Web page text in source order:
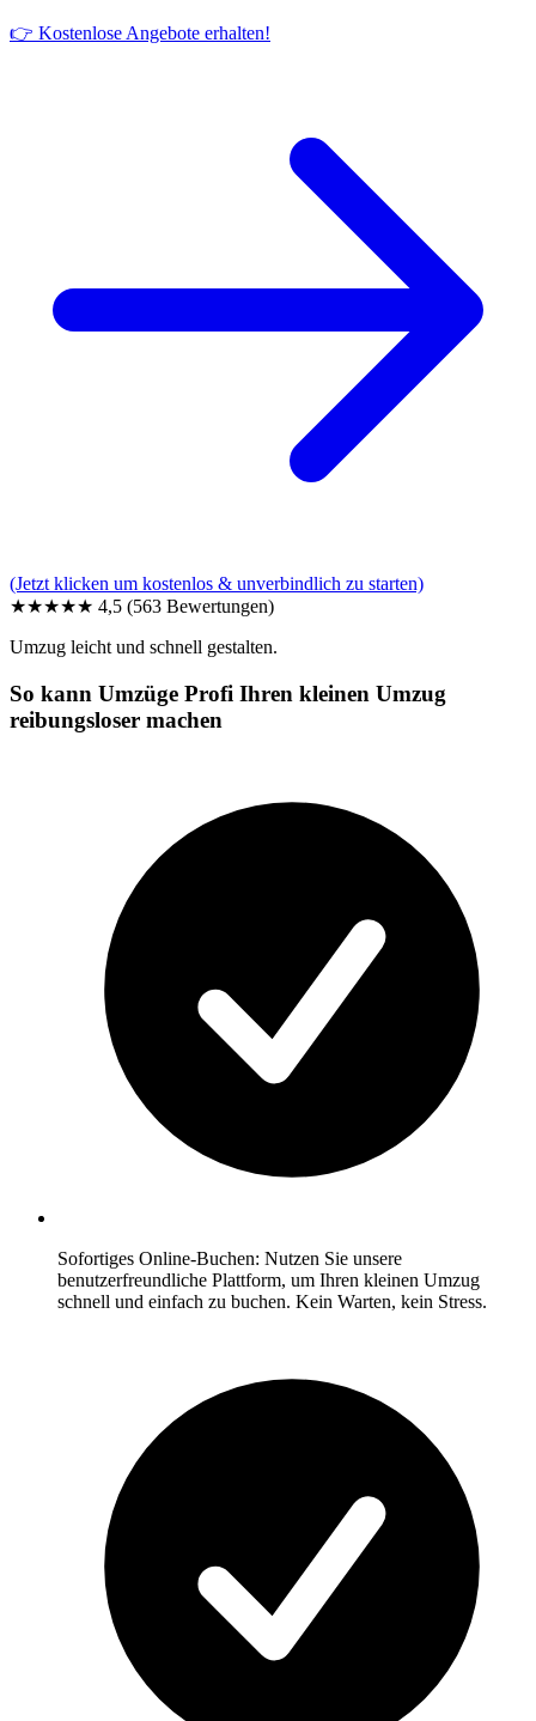
👉 Kostenlose Angebote erhalten!
(Jetzt klicken um kostenlos & unverbindlich zu starten)
★★★★★ 4,5 (563 Bewertungen)
Umzug leicht und schnell gestalten.
So kann Umzüge Profi Ihren kleinen Umzug
reibungsloser machen
Sofortiges Online-Buchen: Nutzen Sie unsere
benutzerfreundliche Plattform, um Ihren kleinen Umzug
schnell und einfach zu buchen. Kein Warten, kein Stress.